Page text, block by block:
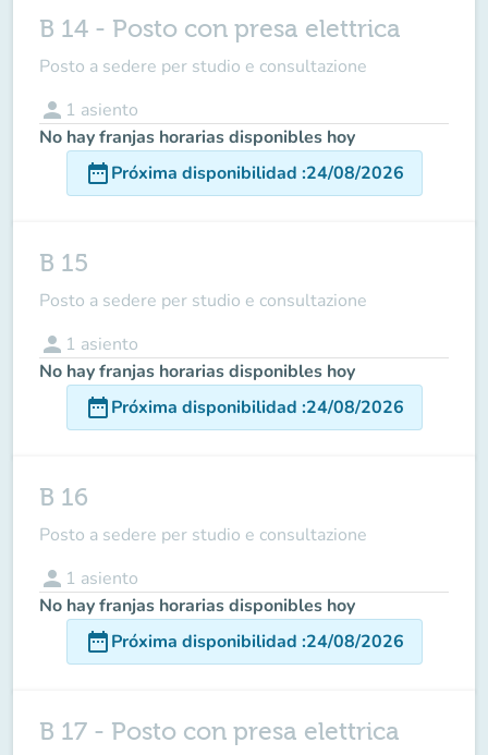
B 14 - Posto con presa elettrica
Posto a sedere per studio e consultazione
person 1 asiento
No hay franjas horarias disponibles hoy
date_rangePróxima disponibilidad :24/08/2026
B 15
Posto a sedere per studio e consultazione
person 1 asiento
No hay franjas horarias disponibles hoy
date_rangePróxima disponibilidad :24/08/2026
B 16
Posto a sedere per studio e consultazione
person 1 asiento
No hay franjas horarias disponibles hoy
date_rangePróxima disponibilidad :24/08/2026
B 17 - Posto con presa elettrica